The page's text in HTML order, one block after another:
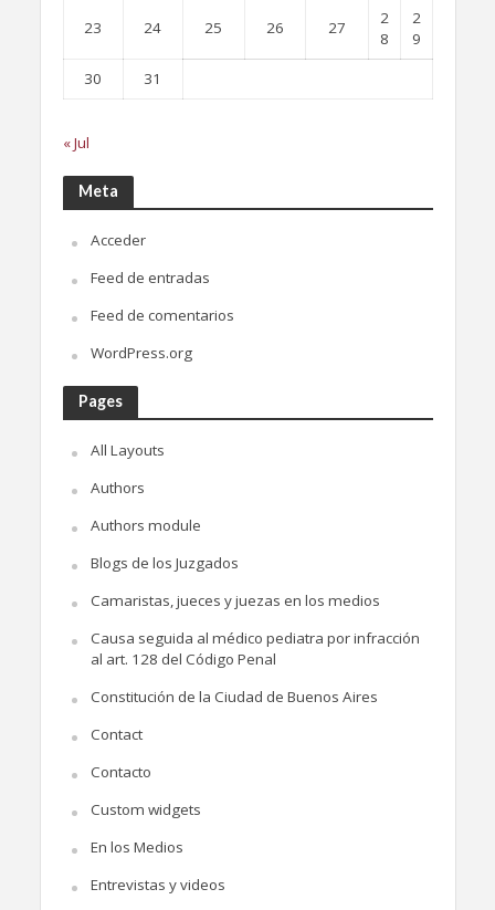
23 24 25 26 27
2
8
2
9
30
31
« Jul
Meta
Acceder
Feed de entradas
Feed de comentarios
WordPress.org
Pages
All Layouts
Authors
Authors module
Blogs de los Juzgados
Camaristas, jueces y juezas en los medios
Causa seguida al médico pediatra por infracción
al art. 128 del Código Penal
Constitución de la Ciudad de Buenos Aires
Contact
Contacto
Custom widgets
En los Medios
Entrevistas y videos